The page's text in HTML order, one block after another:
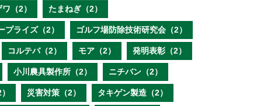
（2） たまねぎ（2）
プライズ（2） ゴルフ場防除技術研究会（2）
コルテバ（2） モア（2） 発明表彰（2）
小川農具製作所（2） ニチバン（2）
災害対策（2） タキゲン製造（2）